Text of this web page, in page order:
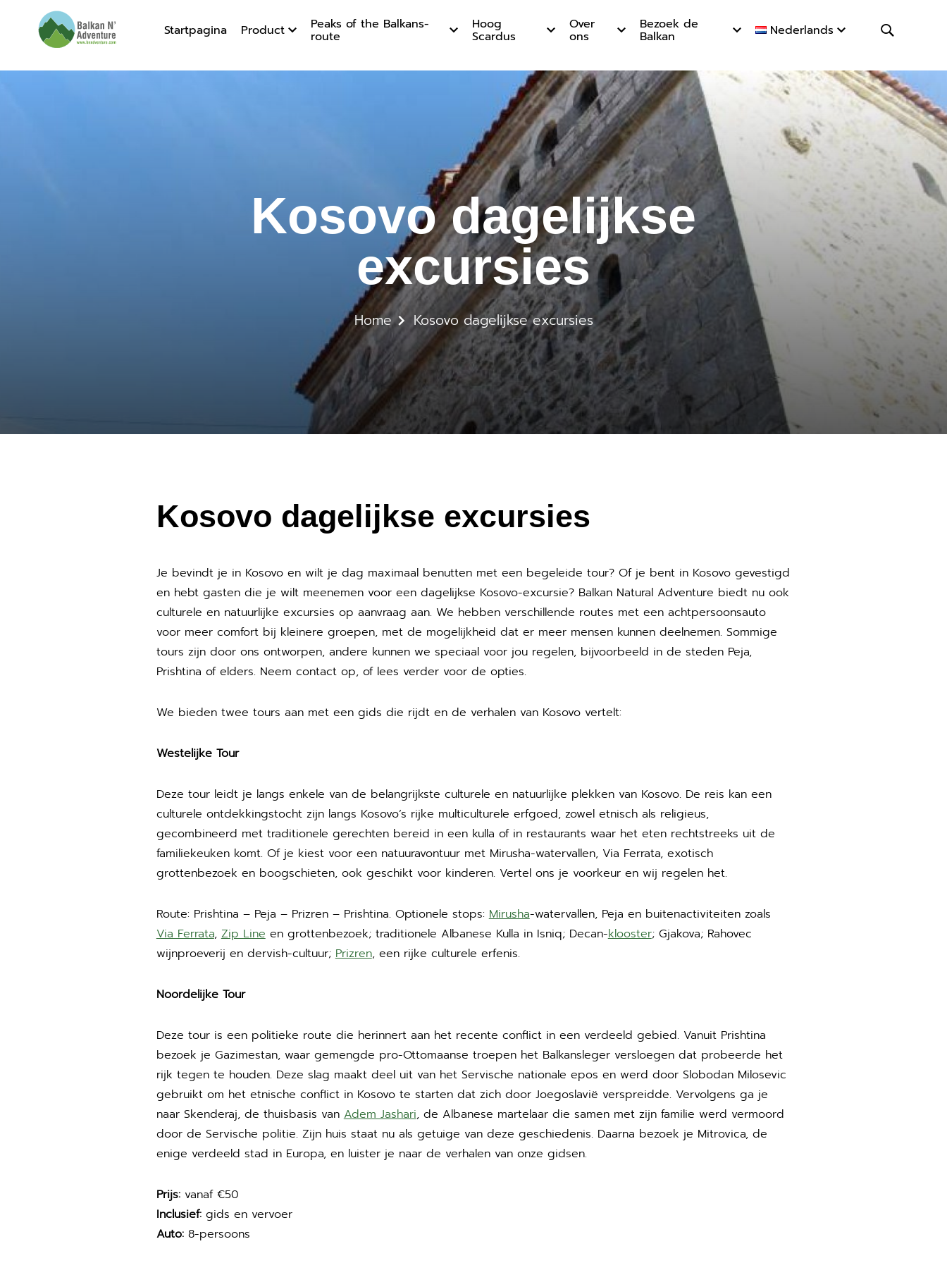
Kosovo dagelijkse
Startpagina Product Peaks of the Balkans-
route
Hoog
Scardus
Over
ons
Bezoek de
Balkan Nederlands
Kosovo dagelijkse
excursies
Home Kosovo dagelijkse excursies
Kosovo dagelijkse excursies
Je bevindt je in Kosovo en wilt je dag maximaal benutten met een begeleide tour? Of je bent in Kosovo gevestigd
en hebt gasten die je wilt meenemen voor een dagelijkse Kosovo-excursie? Balkan Natural Adventure biedt nu ook
culturele en natuurlijke excursies op aanvraag aan. We hebben verschillende routes met een achtpersoonsauto
voor meer comfort bij kleinere groepen, met de mogelijkheid dat er meer mensen kunnen deelnemen. Sommige
tours zijn door ons ontworpen, andere kunnen we speciaal voor jou regelen, bijvoorbeeld in de steden Peja,
Prishtina of elders. Neem contact op, of lees verder voor de opties.
We bieden twee tours aan met een gids die rijdt en de verhalen van Kosovo vertelt:
Westelijke Tour
Deze tour leidt je langs enkele van de belangrijkste culturele en natuurlijke plekken van Kosovo. De reis kan een
culturele ontdekkingstocht zijn langs Kosovo’s rijke multiculturele erfgoed, zowel etnisch als religieus,
gecombineerd met traditionele gerechten bereid in een kulla of in restaurants waar het eten rechtstreeks uit de
familiekeuken komt. Of je kiest voor een natuuravontuur met Mirusha-watervallen, Via Ferrata, exotisch
grottenbezoek en boogschieten, ook geschikt voor kinderen. Vertel ons je voorkeur en wij regelen het.
Route: Prishtina – Peja – Prizren – Prishtina. Optionele stops:Mirusha-watervallen, Peja en buitenactiviteiten zoals
Via Ferrata,Zip Lineen grottenbezoek; traditionele Albanese Kulla in Isniq; Decan-klooster; Gjakova; Rahovec
wijnproeverij en dervish-cultuur;Prizren, een rijke culturele erfenis.
Noordelijke Tour
Deze tour is een politieke route die herinnert aan het recente conflict in een verdeeld gebied. Vanuit Prishtina
bezoek je Gazimestan, waar gemengde pro-Ottomaanse troepen het Balkansleger versloegen dat probeerde het
rijk tegen te houden. Deze slag maakt deel uit van het Servische nationale epos en werd door Slobodan Milosevic
gebruikt om het etnische conflict in Kosovo te starten dat zich door Joegoslavië verspreidde. Vervolgens ga je
naar Skenderaj, de thuisbasis vanAdem Jashari, de Albanese martelaar die samen met zijn familie werd vermoord
door de Servische politie. Zijn huis staat nu als getuige van deze geschiedenis. Daarna bezoek je Mitrovica, de
enige verdeeld stad in Europa, en luister je naar de verhalen van onze gidsen.
Prijs:vanaf €50
Inclusief:gids en vervoer
Auto:8-persoons